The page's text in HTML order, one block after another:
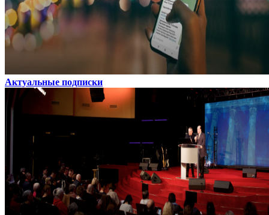
Актуальные подписки